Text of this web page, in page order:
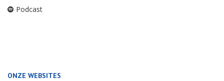
Podcast
ONZE WEBSITES